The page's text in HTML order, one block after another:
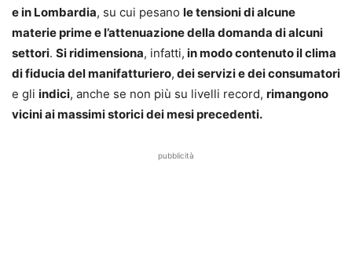
e in Lombardia, su cui pesano le tensioni di alcune
materie prime e l’attenuazione della domanda di alcuni
settori. Si ridimensiona, infatti, in modo contenuto il clima
di fiducia del manifatturiero, dei servizi e dei consumatori
e gli indici, anche se non più su livelli record, rimangono
vicini ai massimi storici dei mesi precedenti.
pubblicità